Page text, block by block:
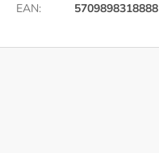
EAN: 5709898318888
Z